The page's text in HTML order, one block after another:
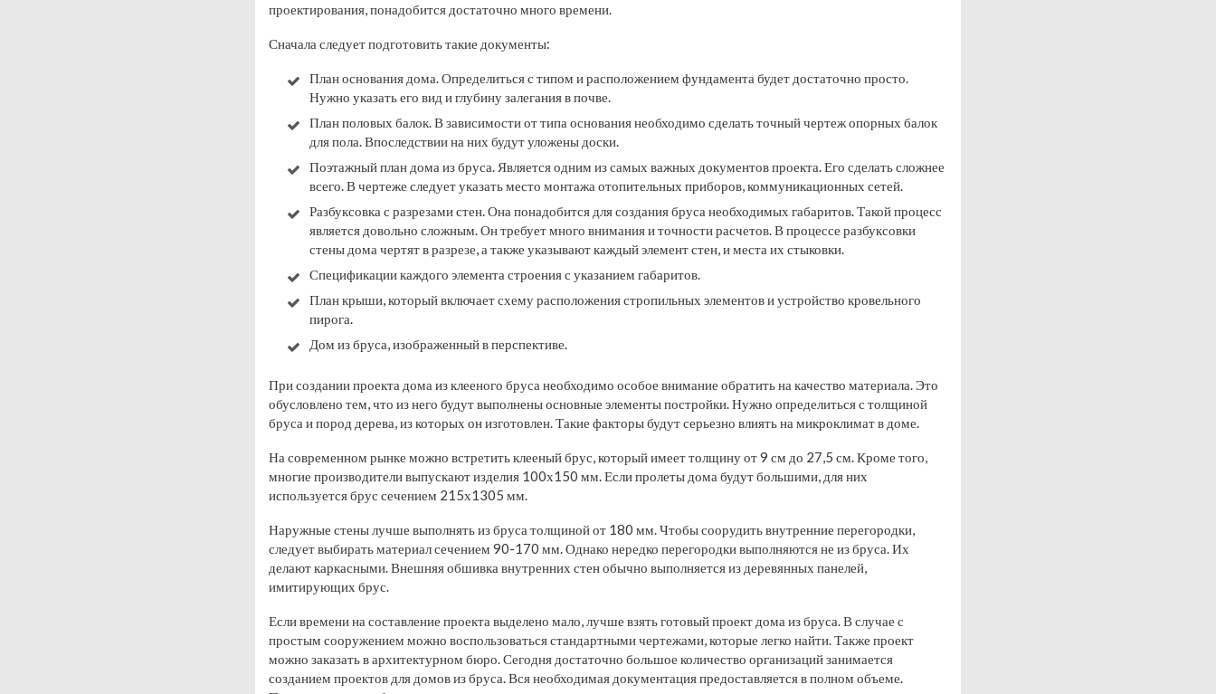
проектирования, понадобится достаточно много времени.
Сначала следует подготовить такие документы:
План основания дома.Определиться с типом и расположением фундамента будет достаточно просто.
Нужно указать его вид и глубину залегания в почве.
План половых балок.В зависимости от типа основания необходимо сделать точный чертеж опорных балок
для пола. Впоследствии на них будут уложены доски.
Поэтажный план дома из бруса. Является одним из самых важных документов проекта. Его сделать сложнее
всего. В чертеже следует указать место монтажа отопительных приборов, коммуникационных сетей.
Разбуксовка с разрезами стен.Она понадобится для создания бруса необходимых габаритов. Такой процесс
является довольно сложным. Он требует много внимания и точности расчетов. В процессе разбуксовки
стены дома чертят в разрезе, а также указывают каждый элемент стен, и места их стыковки.
Спецификации каждого элемента строения с указанием габаритов.
План крыши, который включает схему расположения стропильных элементов и устройство кровельного
пирога.
Дом из бруса, изображенный в перспективе.
При создании проекта дома из клееного бруса необходимо особое внимание обратить на качество материала. Это
обусловлено тем, что из него будут выполнены основные элементы постройки. Нужно определиться с толщиной
бруса и пород дерева, из которых он изготовлен. Такие факторы будут серьезно влиять на микроклимат в доме.
На современном рынке можно встретить клееный брус, который имеет толщину от 9 см до 27,5 см. Кроме того,
многие производители выпускают изделия 100х150 мм. Если пролеты дома будут большими, для них
используется брус сечением 215х1305 мм.
Наружные стены лучше выполнять из бруса толщиной от 180 мм. Чтобы соорудить внутренние перегородки,
следует выбирать материал сечением 90-170 мм. Однако нередко перегородки выполняются не из бруса. Их
делают каркасными. Внешняя обшивка внутренних стен обычно выполняется из деревянных панелей,
имитирующих брус.
Если времени на составление проекта выделено мало, лучше взять готовый проект дома из бруса. В случае с
простым сооружением можно воспользоваться стандартными чертежами, которые легко найти. Также проект
можно заказать в архитектурном бюро. Сегодня достаточно большое количество организаций занимается
созданием проектов для домов из бруса. Вся необходимая документация предоставляется в полном объеме.